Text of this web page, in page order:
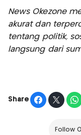
News Okezone
akurat dan
tentang politik,
langsung dari
Share
Follow